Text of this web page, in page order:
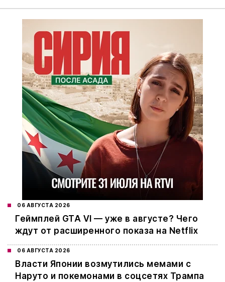
06 АВГУСТА 2026
Геймплей GTA VI — уже в августе? Чего
ждут от расширенного показа на Netflix
06 АВГУСТА 2026
Власти Японии возмутились мемами с
Наруто и покемонами в соцсетях Трампа